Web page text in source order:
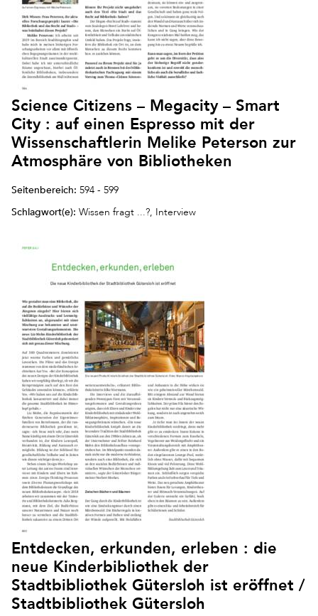
Science Citizens – Megacity – Smart
City : auf einen Espresso mit der
Wissenschaftlerin Melike Peterson zur
Atmosphäre von Bibliotheken
Seitenbereich: 594 - 599
Schlagwort(e): Wissen fragt ...?, Interview
Entdecken, erkunden, erleben : die
neue Kinderbibliothek der
Stadtbibliothek Gütersloh ist eröffnet /
Stadtbibliothek Gütersloh